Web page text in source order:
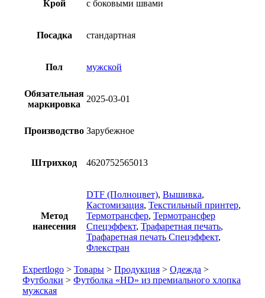
Крой с боковыми швами
Посадка стандартная
Пол мужской
Обязательная
маркировка
2025-03-01
Производство Зарубежное
Штрихкод 4620752565013
Метод
нанесения
DTF (Полноцвет), Вышивка,
Кастомизация, Текстильный принтер,
Термотрансфер, Термотрансфер
Спецэффект, Трафаретная печать,
Трафаретная печать Спецэффект,
Флекстран
Expertlogo > Товары > Продукция > Одежда >
Футболки > Футболка «HD» из премиального хлопка
мужская